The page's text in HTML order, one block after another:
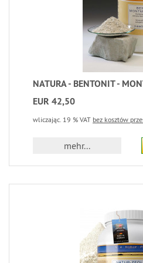
NATURA - BENTONIT -
EUR 42,50
wliczając. 19 % VAT bez kosztów
mehr...